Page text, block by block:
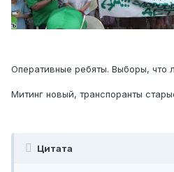
Оперативные ребяты. Выборы, что
Митинг новый, транспоранты
Цитата